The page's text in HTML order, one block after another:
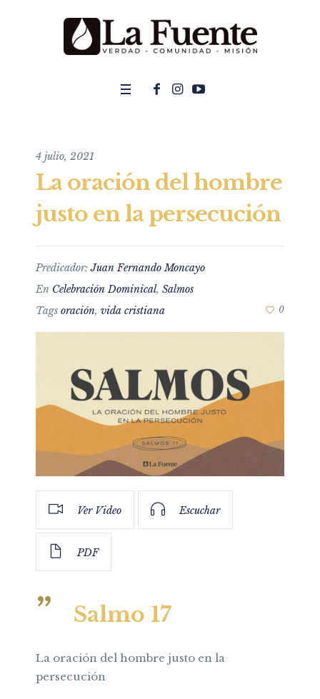
4 julio, 2021
La oración del hombre
justo en la persecución
Predicador:Juan Fernando Moncayo
En Celebración Dominical, Salmos
Tags oración, vida cristiana 0
Ver Video Escuchar
PDF
Salmo 17
La oración del hombre justo en la
persecución